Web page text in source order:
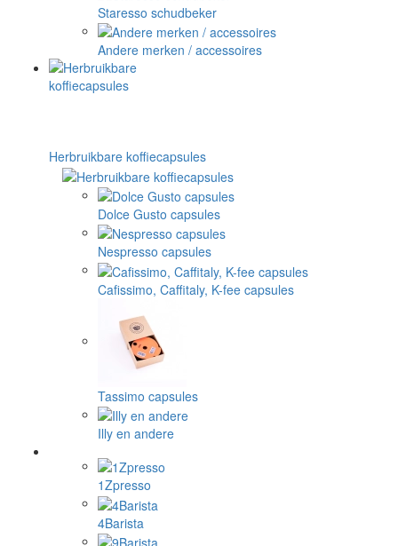
Staresso schudbeker
Andere merken / accessoires
Herbruikbare koffiecapsules
Dolce Gusto capsules
Nespresso capsules
Cafissimo, Caffitaly, K-fee capsules
Tassimo capsules
Illy en andere
1Zpresso
4Barista